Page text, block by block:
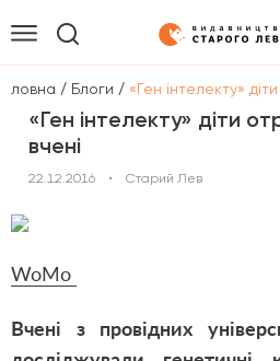
/ Блоги / «Ген інтелекту»
«Ген інтелекту» діти
вчені
22.12.2016 • Старий Лев
WoMo
Вчені з провідних